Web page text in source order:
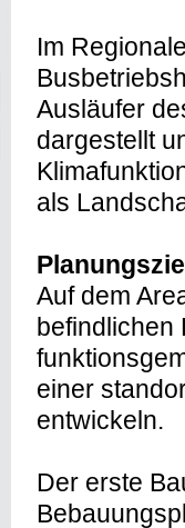
Das
Im
Ausläufer
dargestellt
als
Auf dem
befindlichen
entwickeln.